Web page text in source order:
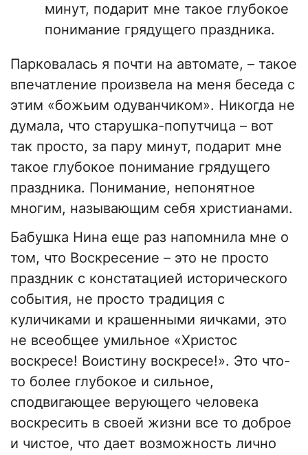
минут, подарит мне такое глубокое
понимание грядущего праздника.
Парковалась я почти на автомате, – такое
впечатление произвела на меня беседа с
этим «божьим одуванчиком». Никогда не
думала, что старушка-попутчица – вот
так просто, за пару минут, подарит мне
такое глубокое понимание грядущего
праздника. Понимание, непонятное
многим, называющим себя христианами.
Бабушка Нина еще раз напомнила мне о
том, что Воскресение – это не просто
праздник с констатацией исторического
события, не просто традиция с
куличиками и крашенными яичками, это
не всеобщее умильное «Христос
воскресе! Воистину воскресе!». Это что-
то более глубокое и сильное,
сподвигающее верующего человека
воскресить в своей жизни все то доброе
и чистое, что дает возможность лично